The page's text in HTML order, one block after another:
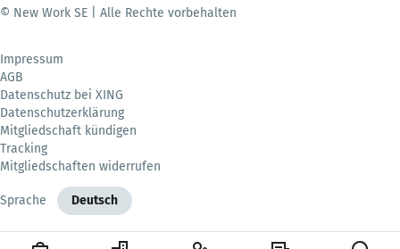
© New Work SE | Alle Rechte vorbehalten
Impressum
AGB
Datenschutz bei XING
Datenschutzerklärung
Mitgliedschaft kündigen
Tracking
Mitgliedschaften widerrufen
Sprache Deutsch